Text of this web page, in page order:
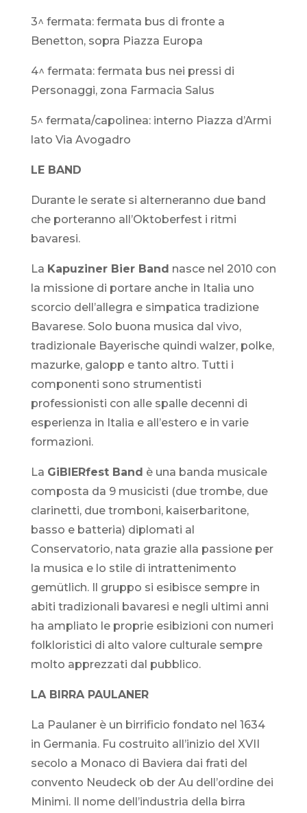
3^ fermata: fermata bus di fronte a
Benetton, sopra Piazza Europa
4^ fermata: fermata bus nei pressi di
Personaggi, zona Farmacia Salus
5^ fermata/capolinea: interno Piazza d’Armi
lato Via Avogadro
LE BAND
Durante le serate si alterneranno due band
che porteranno all’Oktoberfest i ritmi
bavaresi.
La Kapuziner Bier Band nasce nel 2010 con
la missione di portare anche in Italia uno
scorcio dell’allegra e simpatica tradizione
Bavarese. Solo buona musica dal vivo,
tradizionale Bayerische quindi walzer, polke,
mazurke, galopp e tanto altro. Tutti i
componenti sono strumentisti
professionisti con alle spalle decenni di
esperienza in Italia e all’estero e in varie
formazioni.
La GiBIERfest Band è una banda musicale
composta da 9 musicisti (due trombe, due
clarinetti, due tromboni, kaiserbaritone,
basso e batteria) diplomati al
Conservatorio, nata grazie alla passione per
la musica e lo stile di intrattenimento
gemütlich. Il gruppo si esibisce sempre in
abiti tradizionali bavaresi e negli ultimi anni
ha ampliato le proprie esibizioni con numeri
folkloristici di alto valore culturale sempre
molto apprezzati dal pubblico.
LA BIRRA PAULANER
La Paulaner è un birrificio fondato nel 1634
in Germania. Fu costruito all’inizio del XVII
secolo a Monaco di Baviera dai frati del
convento Neudeck ob der Au dell’ordine dei
Minimi. Il nome dell’industria della birra